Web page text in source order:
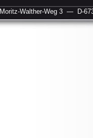
Walther-Weg 3 — D-